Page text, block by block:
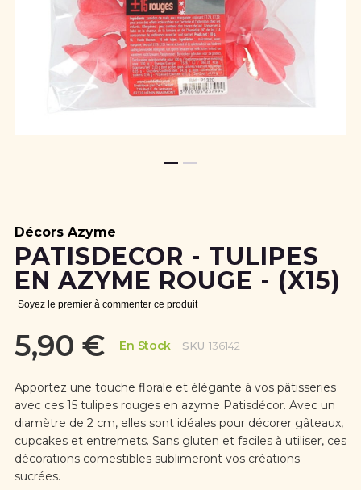
beginning
of
the
images
Décors Azyme
PATISDECOR - TULIPES
EN AZYME ROUGE - (X15)
Soyez le premier à commenter ce produit
5,90 € En Stock SKU 136142
Apportez une touche florale et élégante à vos pâtisseries
avec ces 15 tulipes rouges en azyme Patisdécor. Avec un
diamètre de 2 cm, elles sont idéales pour décorer gâteaux,
cupcakes et entremets. Sans gluten et faciles à utiliser, ces
décorations comestibles sublimeront vos créations
sucrées.